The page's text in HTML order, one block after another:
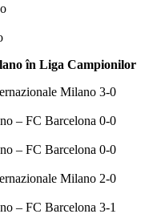
în Liga Campionilor
Milano 3-0
– FC Barcelona 0-0
– FC Barcelona 0-0
Milano 2-0
– FC Barcelona 3-1